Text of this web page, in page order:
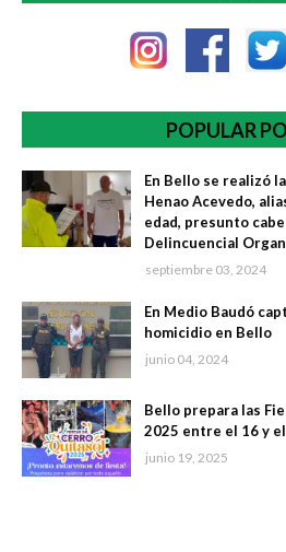
POPULAR
En Bello se realizó
Henao Acevedo,
edad, presunto
Delincuencial
septiembre 03, 2024
En Medio Baudó
homicidio en Bello
junio 04, 2024
Bello prepara las
2025 entre el 16 y
junio 19, 2025